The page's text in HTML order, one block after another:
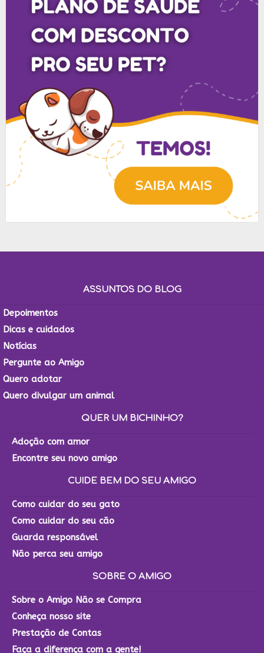
ASSUNTOS DO BLOG
Depoimentos
Dicas e cuidados
Notícias
Pergunte ao Amigo
Quero adotar
Quero divulgar um animal
QUER UM BICHINHO?
Adoção com amor
Encontre seu novo amigo
CUIDE BEM DO SEU AMIGO
Como cuidar do seu gato
Como cuidar do seu cão
Guarda responsável
Não perca seu amigo
SOBRE O AMIGO
Sobre o Amigo Não se Compra
Conheça nosso site
Prestação de Contas
Faça a diferença com a gente!